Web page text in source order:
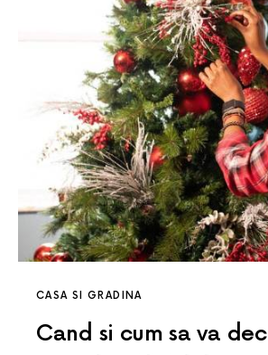
CASA SI GRADINA
Cand si cum sa va